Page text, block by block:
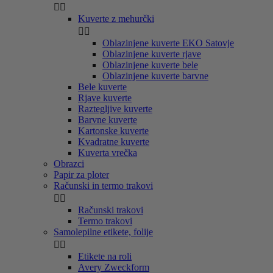
 
Kuverte z mehurčki
 
Oblazinjene kuverte EKO Satovje
Oblazinjene kuverte rjave
Oblazinjene kuverte bele
Oblazinjene kuverte barvne
Bele kuverte
Rjave kuverte
Raztegljive kuverte
Barvne kuverte
Kartonske kuverte
Kvadratne kuverte
Kuverta vrečka
Obrazci
Papir za ploter
Računski in termo trakovi
 
Računski trakovi
Termo trakovi
Samolepilne etikete, folije
 
Etikete na roli
Avery Zweckform